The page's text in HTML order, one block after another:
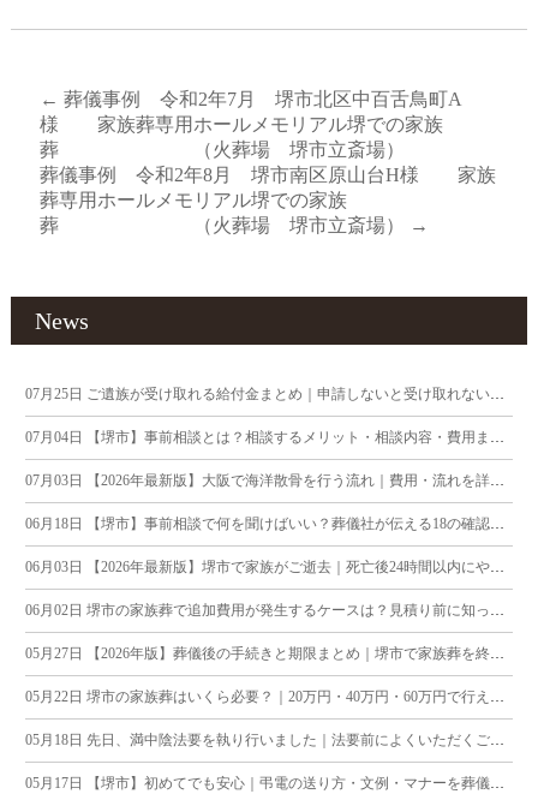
← 葬儀事例 令和2年7月 堺市北区中百舌鳥町A
様 家族葬専用ホールメモリアル堺での家族
葬 （火葬場 堺市立斎場）
葬儀事例 令和2年8月 堺市南区原山台H様 家族
葬専用ホールメモリアル堺での家族
葬 （火葬場 堺市立斎場）
→
News
07月25日 ご遺族が受け取れる給付金まとめ｜申請しないと受け取れないお金にご注意
07月04日 【堺市】事前相談とは？相談するメリット・相談内容・費用まで葬儀社が徹底解説
07月03日 【2026年最新版】大阪で海洋散骨を行う流れ｜費用・流れを詳しく解説
06月18日 【堺市】事前相談で何を聞けばいい？葬儀社が伝える18の確認ポイント
06月03日 【2026年最新版】堺市で家族がご逝去｜死亡後24時間以内にやるべきこと
06月02日 堺市の家族葬で追加費用が発生するケースは？見積り前に知っておきたいポイント
05月27日 【2026年版】葬儀後の手続きと期限まとめ｜堺市で家族葬を終えたご遺族へ
05月22日 堺市の家族葬はいくら必要？｜20万円・40万円・60万円で行える内容の違い
05月18日 先日、満中陰法要を執り行いました｜法要前によくいただくご質問について
05月17日 【堺市】初めてでも安心｜弔電の送り方・文例・マナーを葬儀社が解説